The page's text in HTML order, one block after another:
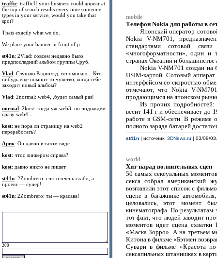
traffic: trafficIf your business could appear at
the top of search results every time someone
types in your service, would you take that
spot?
Thats exactly what we do.
We place your banner in front of p
st41n: 2Vlad: совсем недавно было.
предпоследний альбом группы Сруб.
Vlad: Слушаю Радиохэд, вспоминаю... Кто-
нибудь еще помнит то чувство, когда тебе
заходит новый альбом?
Vlad: 2normal: web4, ,будет самый раз!
normal: 2kost: тогда уж web3. но подождем
сразу web4...
kost: не пора ли страницу на web2
переработать?
Арик: Он давно в таком виде
kost: чтос линкером справа?
kost: давно никто не пишет
st41n: 2Zombrero: снято очень слабо, а
проект — супер!
st41n: 2Zombrero: ты — красава!
200
mobile
Телефон Nokia для работы в
Японский оператор
Nokia V-NM701,
стандартами сотовой
«многоформатности», один и
странах Океании и большинстве
Nokia V-NM701 создан на
USIM-картой. Сотовый
интерфейсом со скоростью
отмечают, что Nokia V-
продающимся на японском
Из прочих подробностей:
весит 141 г и обеспечивает до
работе в GSM-сети. В режиме
полного заряда батарей
st41n| источник: 3DNews.ru | 03/09/
world
Хит-парад волнительных сцен
50 самых сексуальных
секса собрал
возглавили этот список с
сцене в багажнике
целовались, этот момент
кинематографа. По
тот факт, что людей заводит
моментов идет сцена
«Маска Зорро». А на третьем
Китона в фильме «Бэтмен
Сувари в фильме «Красота
сексапильных штанишках в